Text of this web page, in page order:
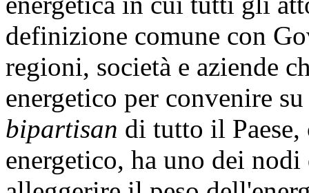
definizione comune con
regioni, società e aziende
energetico per convenire
bipartisan di tutto il Paese,
energetico, ha uno dei